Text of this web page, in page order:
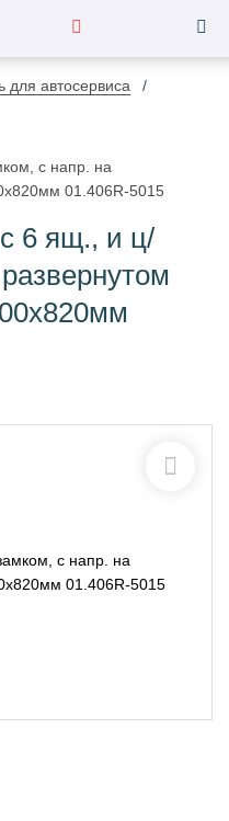
для автосервиса
с напр. на
01.406R-5015
6 ящ., и ц/